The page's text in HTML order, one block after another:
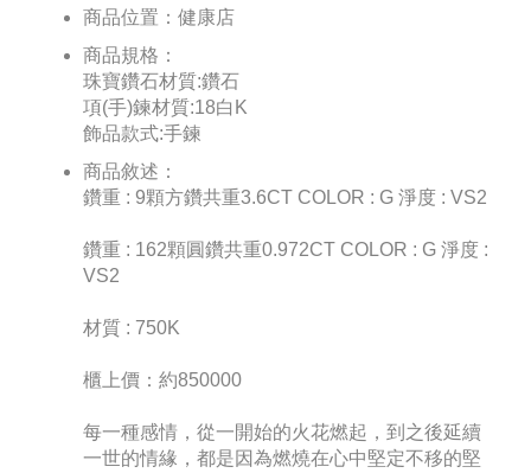
商品位置： 健康店
商品規格：
珠寶鑽石材質:鑽石
項(手)鍊材質:18白K
飾品款式:手鍊
商品敘述：
鑽重 : 9顆方鑽共重3.6CT COLOR : G 淨度 : VS2
鑽重 : 162顆圓鑽共重0.972CT COLOR : G 淨度 :
VS2
材質 : 750K
櫃上價：約850000
每一種感情，從一開始的火花燃起，到之後延續
一世的情緣，都是因為燃燒在心中堅定不移的堅